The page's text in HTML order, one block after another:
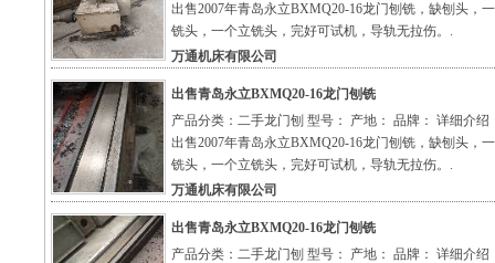
出售2007年青岛永立BXMQ20-16龙门刨铣，缺刨头，
铣头，一个立铣头，完好可试机，导轨无拉伤。.
万通机床有限公司
出售青岛永立BXMQ20-16龙门刨铣
产品分类：二手龙门刨 型号： 产地： 品牌： 详细介绍
出售2007年青岛永立BXMQ20-16龙门刨铣，缺刨头，
铣头，一个立铣头，完好可试机，导轨无拉伤。.
万通机床有限公司
出售青岛永立BXMQ20-16龙门刨铣
产品分类：二手龙门刨 型号： 产地： 品牌： 详细介绍